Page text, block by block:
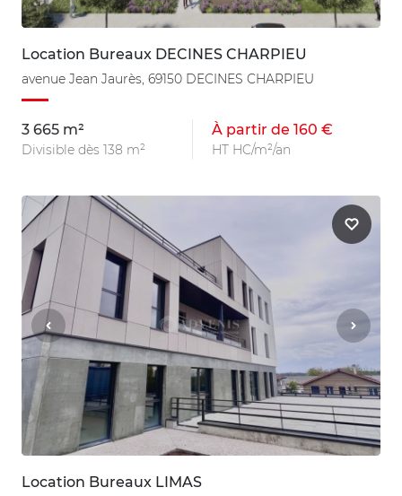
Location Bureaux DECINES CHARPIEU
avenue Jean Jaurès, 69150 DECINES CHARPIEU
3 665 m²
Divisible dès 138 m²
À partir de 160 €
HT HC/m²/an
Location Bureaux LIMAS